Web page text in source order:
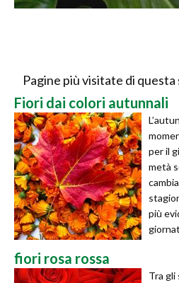
Pagine più visitate di
Fiori dai colori autunnali
per il
metà
più
fiori rosa rossa
Tra gli